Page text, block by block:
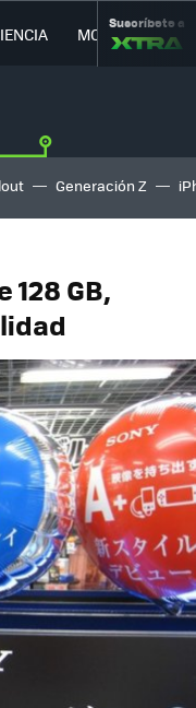
MOVILIDAD
Suscríbete a
Generación Z
GB,